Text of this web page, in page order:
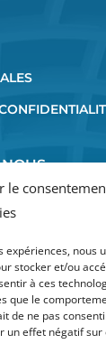
le
nous
stocker et/ou
à ces
que le
de ne pas
un effet négatif
72 93
DEVIS